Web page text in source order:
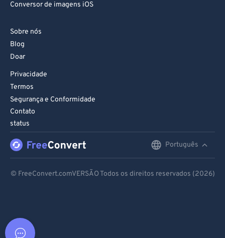
Conversor de imagens iOS
Sobre nós
Blog
Doar
Privacidade
Termos
Segurança e Conformidade
Contato
status
Português
© FreeConvert.comVERSÃO Todos os direitos reservados (2026)